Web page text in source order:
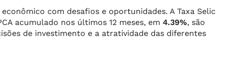
com desafios e oportunidades. A Taxa Selic
acumulado nos últimos 12 meses, em 4.39%, são
de investimento e a atratividade das diferentes